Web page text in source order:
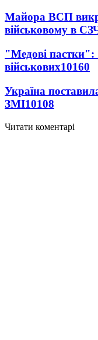
Майора ВСП
військовому в
"Медові
військових10160
Україна
ЗМІ10108
Читати коментарі